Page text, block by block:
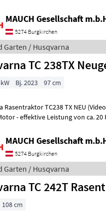
MAUCH Gesellschaft
5274 Burgkirchen
Garten / Husqvarna
TC 238TX
Bj. 2023 97 cm
Rasentraktor TC238 TX NEU
- Hydrostatgetriebe -
MAUCH Gesellschaft
5274 Burgkirchen
Garten / Husqvarna
TC 242T
108 cm